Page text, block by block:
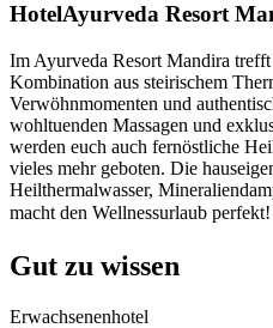
HotelAyurveda Resort
Im Ayurveda Resort Mandira
Kombination aus steirischem
Verwöhnmomenten und
wohltuenden Massagen und
werden euch auch fernöstliche
vieles mehr geboten. Die
Heilthermalwasser,
macht den Wellnessurlaub
Gut zu wissen
Erwachsenenhotel